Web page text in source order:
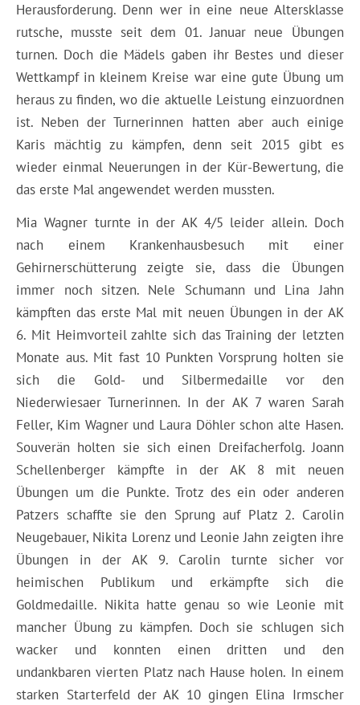
Herausforderung. Denn wer in eine neue Altersklasse
rutsche, musste seit dem 01. Januar neue Übungen
turnen. Doch die Mädels gaben ihr Bestes und dieser
Wettkampf in kleinem Kreise war eine gute Übung um
heraus zu finden, wo die aktuelle Leistung einzuordnen
ist. Neben der Turnerinnen hatten aber auch einige
Karis mächtig zu kämpfen, denn seit 2015 gibt es
wieder einmal Neuerungen in der Kür-Bewertung, die
das erste Mal angewendet werden mussten.
Mia Wagner turnte in der AK 4/5 leider allein. Doch
nach einem Krankenhausbesuch mit einer
Gehirnerschütterung zeigte sie, dass die Übungen
immer noch sitzen. Nele Schumann und Lina Jahn
kämpften das erste Mal mit neuen Übungen in der AK
6. Mit Heimvorteil zahlte sich das Training der letzten
Monate aus. Mit fast 10 Punkten Vorsprung holten sie
sich die Gold- und Silbermedaille vor den
Niederwiesaer Turnerinnen. In der AK 7 waren Sarah
Feller, Kim Wagner und Laura Döhler schon alte Hasen.
Souverän holten sie sich einen Dreifacherfolg. Joann
Schellenberger kämpfte in der AK 8 mit neuen
Übungen um die Punkte. Trotz des ein oder anderen
Patzers schaffte sie den Sprung auf Platz 2. Carolin
Neugebauer, Nikita Lorenz und Leonie Jahn zeigten ihre
Übungen in der AK 9. Carolin turnte sicher vor
heimischen Publikum und erkämpfte sich die
Goldmedaille. Nikita hatte genau so wie Leonie mit
mancher Übung zu kämpfen. Doch sie schlugen sich
wacker und konnten einen dritten und den
undankbaren vierten Platz nach Hause holen. In einem
starken Starterfeld der AK 10 gingen Elina Irmscher